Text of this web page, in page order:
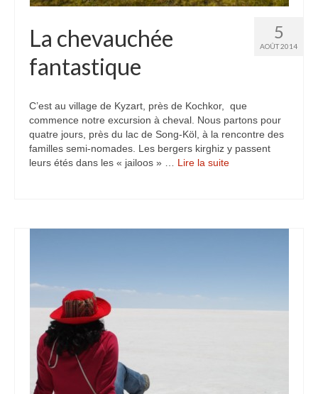
5
AOÛT 2014
La chevauchée
fantastique
C’est au village de Kyzart, près de Kochkor, que
commence notre excursion à cheval. Nous partons pour
quatre jours, près du lac de Song-Köl, à la rencontre des
familles semi-nomades. Les bergers kirghiz y passent
leurs étés dans les « jailoos » … Lire la suite­­